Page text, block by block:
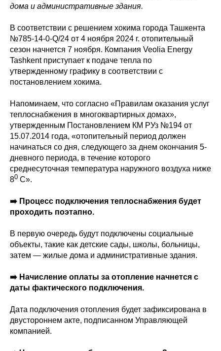
дома и административные здания.
В соответствии с решением хокима города Ташкента
№785-14-0-Q/24 от 4 ноября 2024 г. отопительный
сезон начнется 7 ноября. Компания Veolia Energy
Tashkent приступает к подаче тепла по
утвержденному графику в соответствии с
постановлением хокима.
Напоминаем, что согласно «Правилам оказания услуг
теплоснабжения в многоквартирных домах»,
утвержденным Постановлением КМ РУз №194 от
15.07.2014 года, «отопительный период должен
начинаться со дня, следующего за днем окончания 5-
дневного периода, в течение которого
среднесуточная температура наружного воздуха ниже
80 С».
➡️ Процесс подключения теплоснабжения будет
проходить поэтапно.
В первую очередь будут подключены социальные
объекты, такие как детские сады, школы, больницы,
затем — жилые дома и административные здания.
➡️ Начисление оплаты за отопление начнется с
даты фактического подключения.
Дата подключения отопления будет зафиксирована в
двустороннем акте, подписанном Управляющей
компанией.